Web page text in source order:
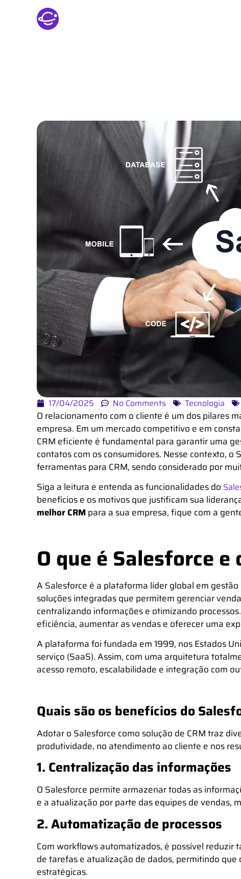
17/04/2025 No Comments Tecnologia
O relacionamento com o cliente é um dos pilares
empresa. Em um mercado competitivo e em
CRM eficiente é fundamental para garantir uma
contatos com os consumidores. Nesse contexto, o
ferramentas para CRM, sendo considerado por
Siga a leitura e entenda as funcionalidades do
benefícios e os motivos que justificam sua
melhor CRMpara a sua empresa, fique com a
O que é Salesforce
A Salesforce é a plataforma líder global em
soluções integradas que permitem gerenciar
centralizando informações e otimizando
eficiência, aumentar as vendas e oferecer uma
A plataforma foi fundada em 1999, nos Estados
serviço (SaaS). Assim, com uma arquitetura
acesso remoto, escalabilidade e integração com
Quais são os benefícios do
Adotar o Salesforce como solução de CRM traz
produtividade, no atendimento ao cliente e nos
1. Centralização das informações
O Salesforce permite armazenar todas as
e a atualização por parte das equipes de vendas,
2. Automatização de processos
Com workflows automatizados, é possível reduzir
de tarefas e atualização de dados, permitindo
estratégicas.